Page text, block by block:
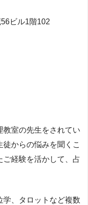
ビル1階102
教室の先生をされてい
からの悩みを聞くこ
ご経験を活かして、占
学、タロットなど複数